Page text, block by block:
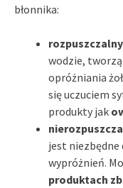
błonnika:
rozpuszczalny
wodzie,
opróżniania
się uczuciem
produkty jak
jest niezbędne
wypróżnień.
produktach